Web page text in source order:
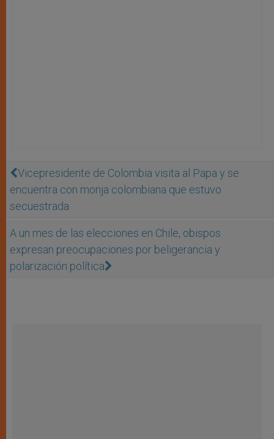
Vicepresidente de Colombia visita al Papa y se
encuentra con monja colombiana que estuvo
secuestrada
A un mes de las elecciones en Chile, obispos
expresan preocupaciones por beligerancia y
polarización política